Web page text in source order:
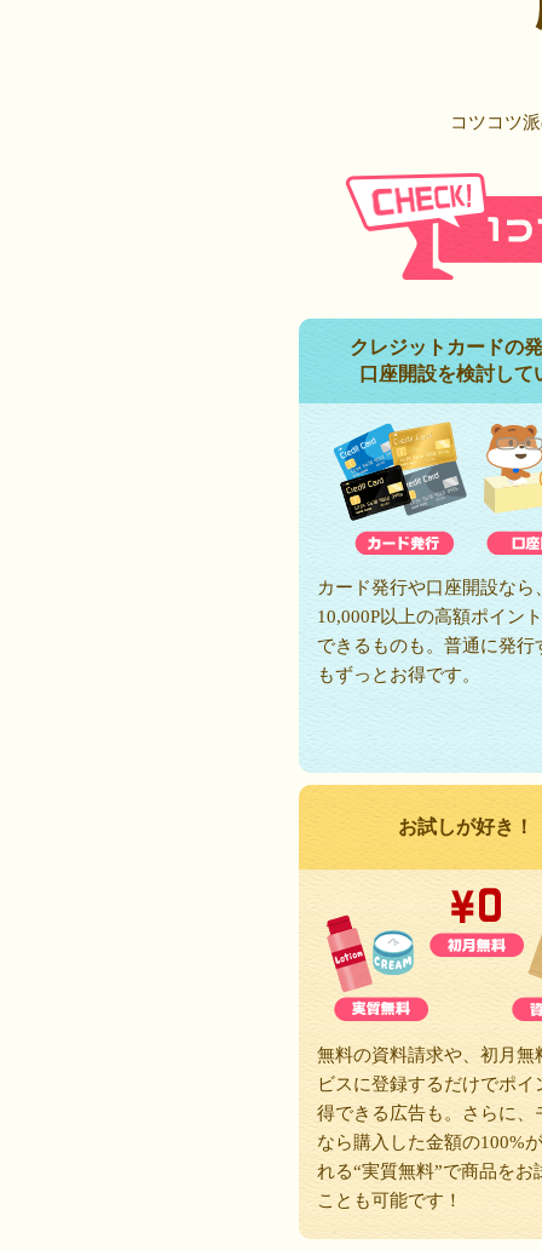
コツコツ
クレジットカードの
口座開設を検討して
カード発行や口座開設なら
10,000P以上の高額ポイン
できるものも。普通に発行
もずっとお得です。
お試しが好き！
無料の資料請求や、初月無
ビスに登録するだけでポイ
得できる広告も。さらに、
なら購入した金額の100%
れる“実質無料”で商品をお
ことも可能です！